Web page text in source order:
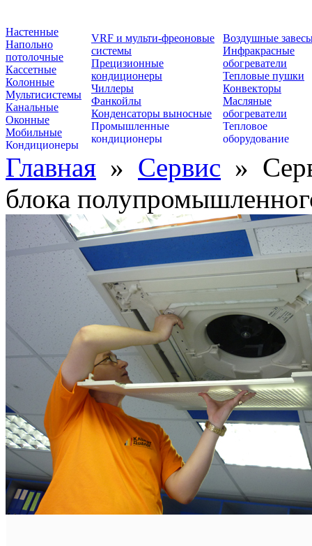
Настенные
Напольно
потолочные
Кассетные
Колонные
Мультисистемы
Канальные
Оконные
Мобильные
Кондиционеры
VRF и мульти-фреоновые
системы
Прецизионные
кондиционеры
Чиллеры
Фанкойлы
Конденсаторы выносные
Промышленные
кондиционеры
Воздушные
Инфракрасные
обогреватели
Тепловые пушки
Конвекторы
Масляные
обогреватели
Тепловое
оборудование
Главная » Сервис »
блока